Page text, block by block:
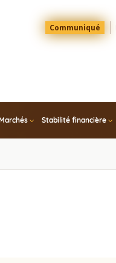
Menu
Top
Communiqué
Marchés Stabilité financière